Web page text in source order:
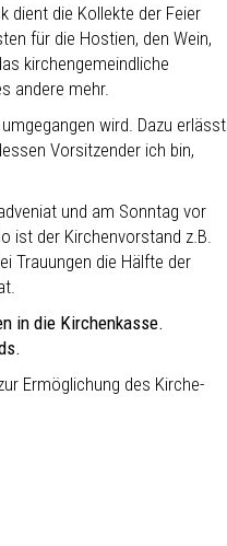
dient die Kollekte der Feier
für die Hostien, den Wein,
kirchengemeindliche
andere mehr.
wird. Dazu erlässt
Vorsitzender ich bin,
und am Sonntag vor
ist der Kirchenvorstand z.B.
Trauungen die Hälfte der
in die Kirchenkasse.
Ermöglichung des Kirche-